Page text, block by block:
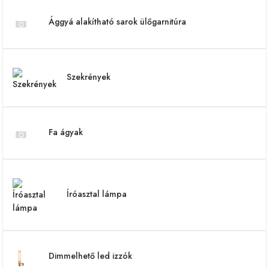
Ággyá alakítható sarok ülőgarnitúra
Szekrények
Fa ágyak
Íróasztal lámpa
Dimmelhető led izzók